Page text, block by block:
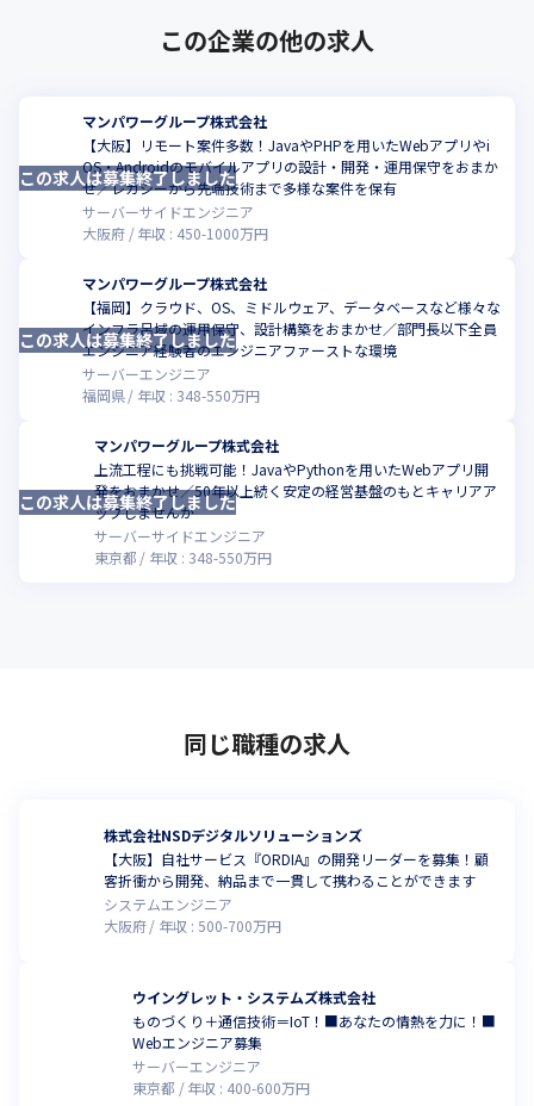
この企業の他の求人
マンパワーグループ株式会社
【大阪】リモート案件多数！JavaやPHPを用いたWebアプリやi
OS・Androidのモバイルアプリの設計・開発・運用保守をおまか
せ／レガシーから先端技術まで多様な案件を保有
サーバーサイドエンジニア
大阪府
年収 : 450-1000万円
この求人は募集終了しました
マンパワーグループ株式会社
【福岡】クラウド、OS、ミドルウェア、データベースなど様々な
インフラ呂域の運用保守、設計構築をおまかせ／部門長以下全員
エンジニア経験者のエンジニアファーストな環境
サーバーエンジニア
福岡県
年収 : 348-550万円
この求人は募集終了しました
マンパワーグループ株式会社
上流工程にも挑戦可能！JavaやPythonを用いたWebアプリ開
発をおまかせ／50年以上続く安定の経営基盤のもとキャリアア
ップしませんか
サーバーサイドエンジニア
東京都
年収 : 348-550万円
この求人は募集終了しました
同じ職種の求人
株式会社NSDデジタルソリューションズ
【大阪】自社サービス『ORDIA』の開発リーダーを募集！顧
客折衝から開発、納品まで一貫して携わることができます
システムエンジニア
大阪府
年収 : 500-700万円
ウイングレット・システムズ株式会社
ものづくり＋通信技術＝IoT！■あなたの情熱を力に！■
Webエンジニア募集
サーバーエンジニア
東京都
年収 : 400-600万円